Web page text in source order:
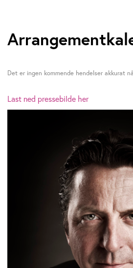
Det er ingen kommende hendelser akkurat
Last ned pressebilde her